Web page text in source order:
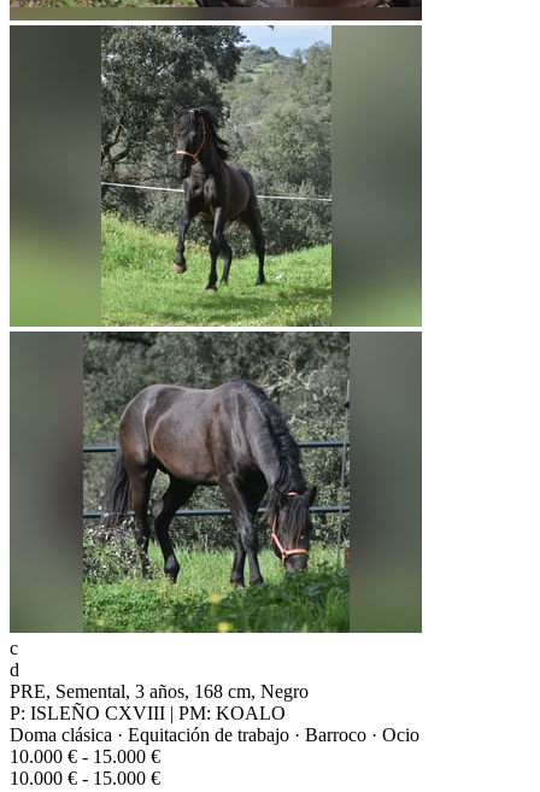
c
d
PRE, Semental, 3 años, 168 cm, Negro
P: ISLEÑO CXVIII | PM: KOALO
Doma clásica · Equitación de trabajo · Barroco · Ocio
10.000 € - 15.000 €
10.000 € - 15.000 €